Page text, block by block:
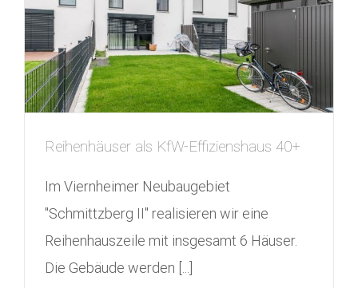
Reihenhäuser als KfW-Effizienshaus 40+
Im Viernheimer Neubaugebiet
"Schmittzberg II" realisieren wir eine
Reihenhauszeile mit insgesamt 6 Häuser.
Die Gebäude werden [...]